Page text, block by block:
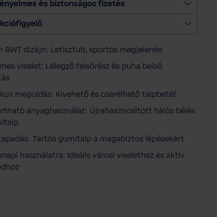
y
és biztonságos fizetés
BWT dizájn: Letisztult, sportos megjelenés
viselet: Lélegző felsőrész és puha belső
megoldás: Kivehető és cserélhető talpbetét
anyaghasználat: Újrahasznosított hálós bélés
Tartós gumitalp a magabiztos lépésekért
használatra: Ideális városi viselethez és aktív